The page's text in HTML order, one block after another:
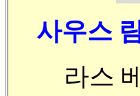
사우스
라스